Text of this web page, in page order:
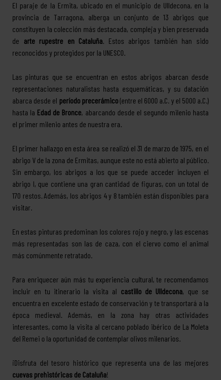
El paraje de la Ermita, ubicado en el municipio de Ulldecona, en la
provincia de Tarragona, alberga un conjunto de 13 abrigos que
constituyen la colección más destacada, compleja y bien preservada
de arte rupestre en Cataluña. Estos abrigos también han sido
reconocidos y protegidos por la UNESCO.
Las pinturas que se encuentran en estos abrigos abarcan desde
representaciones naturalistas hasta esquemáticas, y su datación
abarca desde el período precerámico(entre el 6000 a.C. y el 5000 a.C.)
hasta la Edad de Bronce, abarcando desde el segundo milenio hasta
el primer milenio antes de nuestra era.
El primer hallazgo en esta área se realizó el 31 de marzo de 1975, en el
abrigo V de la zona de Ermitas, aunque este no está abierto al público.
Sin embargo, los abrigos a los que se puede acceder incluyen el
abrigo I, que contiene una gran cantidad de figuras, con un total de
170 restos. Además, los abrigos 4 y 8 también están disponibles para
visitar.
En estas pinturas predominan los colores rojo y negro, y las escenas
más representadas son las de caza, con el ciervo como el animal
más comúnmente retratado.
Para enriquecer aún más tu experiencia cultural, te recomendamos
incluir en tu itinerario la visita al castillo de Ulldecona, que se
encuentra en excelente estado de conservación y te transportará a la
época medieval. Además, en la zona hay otras actividades
interesantes, como la visita al cercano poblado ibérico de La Moleta
del Remei o la oportunidad de contemplar olivos milenarios.
¡Disfruta del tesoro histórico que representa una de las mejores
cuevas prehistóricas de Cataluña!